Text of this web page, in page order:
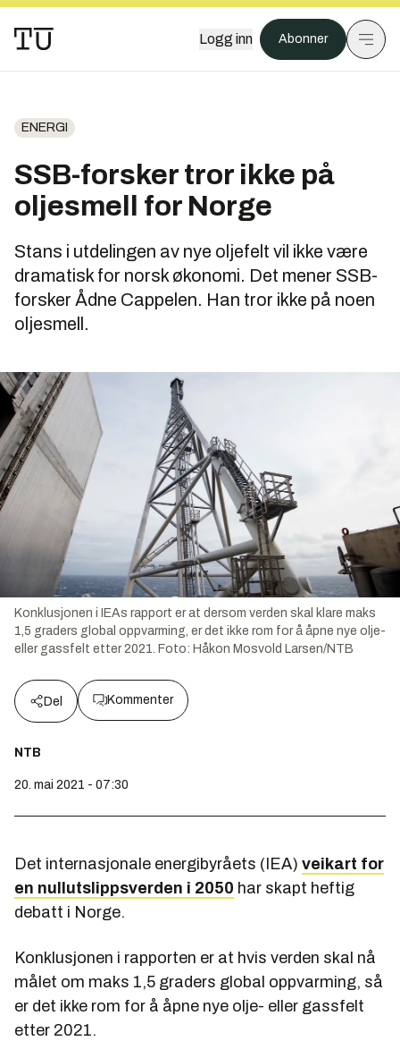
Logg inn Abonner
ENERGI
SSB-forsker tror ikke på
oljesmell for Norge
Stans i utdelingen av nye oljefelt vil ikke være
dramatisk for norsk økonomi. Det mener SSB-
forsker Ådne Cappelen. Han tror ikke på noen
oljesmell.
Konklusjonen i IEAs rapport er at dersom verden skal klare maks
1,5 graders global oppvarming, er det ikke rom for å åpne nye olje-
eller gassfelt etter 2021. Foto: Håkon Mosvold Larsen/NTB
Del Kommenter
NTB
20. mai 2021 - 07:30
Det internasjonale energibyråets (IEA) veikart for
en nullutslippsverden i 2050 har skapt heftig
debatt i Norge.
Konklusjonen i rapporten er at hvis verden skal nå
målet om maks 1,5 graders global oppvarming, så
er det ikke rom for å åpne nye olje- eller gassfelt
etter 2021.